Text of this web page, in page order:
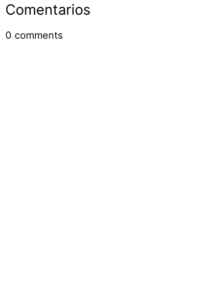
Comentarios
0 comments